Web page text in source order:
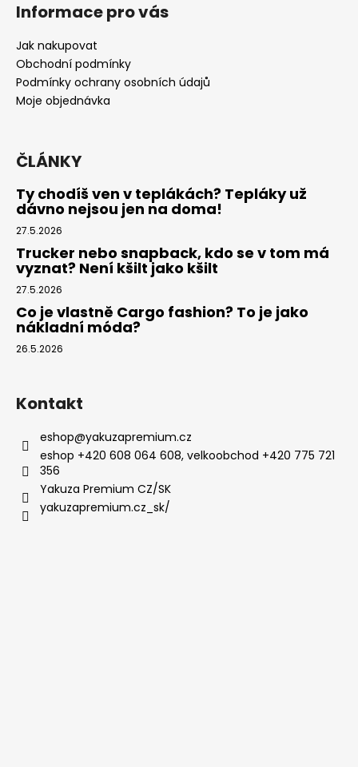
Informace pro vás
Jak nakupovat
Obchodní podmínky
Podmínky ochrany osobních údajů
Moje objednávka
ČLÁNKY
Ty chodíš ven v teplákách? Tepláky už
dávno nejsou jen na doma!
27.5.2026
Trucker nebo snapback, kdo se v tom má
vyznat? Není kšilt jako kšilt
27.5.2026
Co je vlastně Cargo fashion? To je jako
nákladní móda?
26.5.2026
Kontakt
eshop@yakuzapremium.cz
eshop +420 608 064 608, velkoobchod +420 775 721
356
Yakuza Premium CZ/SK
yakuzapremium.cz_sk/